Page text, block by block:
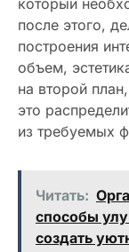
который
после этого,
построения
объем,
на второй
это
из требуемых
Читать:
способы
создать